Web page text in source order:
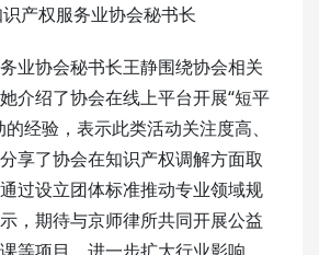
产权服务业协会秘书长
业协会秘书长王静围绕协会相关
介绍了协会在线上平台开展“短平
经验，表示此类活动关注度高、
享了协会在知识产权调解方面取
过设立团体标准推动专业领域规
，期待与京师律所共同开展公益